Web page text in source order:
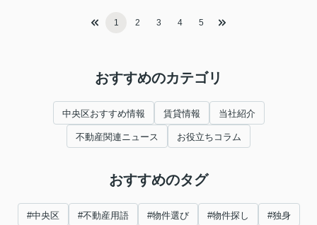
1 2 3 4 5
おすすめのカテゴリ
中央区おすすめ情報 賃貸情報 当社紹介
不動産関連ニュース お役立ちコラム
おすすめのタグ
#中央区 #不動産用語 #物件選び #物件探し #独身